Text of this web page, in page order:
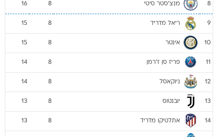
8 מנצ'סטר סיטי 8
16
9 ריאל מדריד 8
15
10 אינטר 8
15
11 פריז סן ז'רמן 8
14
12 ניוקאסל 8
14
13 יובנטוס 8
13
14 אתלטיקו מדריד 8
13